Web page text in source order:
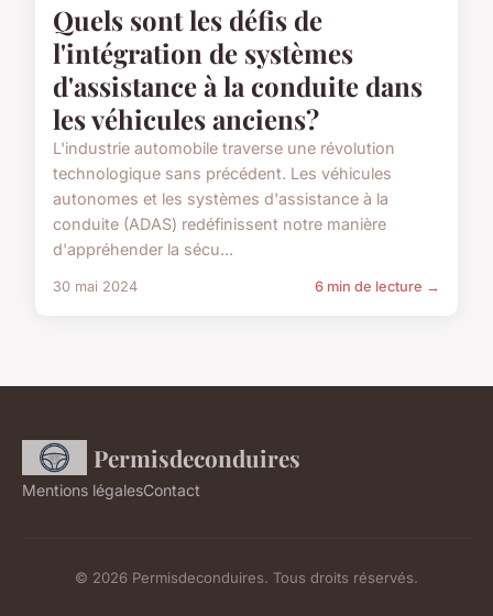
Quels sont les défis de
l'intégration de systèmes
d'assistance à la conduite dans
les véhicules anciens?
L'industrie automobile traverse une révolution
technologique sans précédent. Les véhicules
autonomes et les systèmes d'assistance à la
conduite (ADAS) redéfinissent notre manière
d'appréhender la sécu...
30 mai 2024 6 min de lecture →
Permisdeconduires
Mentions légalesContact
© 2026 Permisdeconduires. Tous droits réservés.